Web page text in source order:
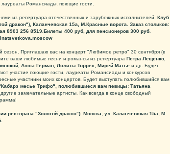
Романсиады, поющие гости.
из репертуара отечественных и зарубежных исполнителей. Клуб
дракон"), Каланчевская 15а, М.Красные ворота. Заказ столиков:
8903 256 8519.Билеты 400 руб, для пенсионеров 300 руб.
сезон. Приглашаю вас на концерт "Любимое ретро" 30 сентября (в
ваши любимые песни и романсы из репертуара Петра Лещенко,
Анны Герман, Лолиты Торрес, Мирей Матье и др. Будет
участие поющие гости, лауреаты Романсиады и конкурсов
участники моих концертов. Будет выступать полюбившийся вам
месье Трифо", полюбившиеся вам певицы: Татьяна
замечательные артисты. Как всегда в конце свободный
ресторана "Золотой дракон"). Москва, ул. Каланчевская 15а, М.